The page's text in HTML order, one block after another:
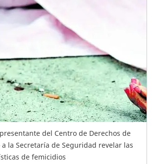
del Centro de Derechos de
la Secretaría de Seguridad revelar las
de femicidios